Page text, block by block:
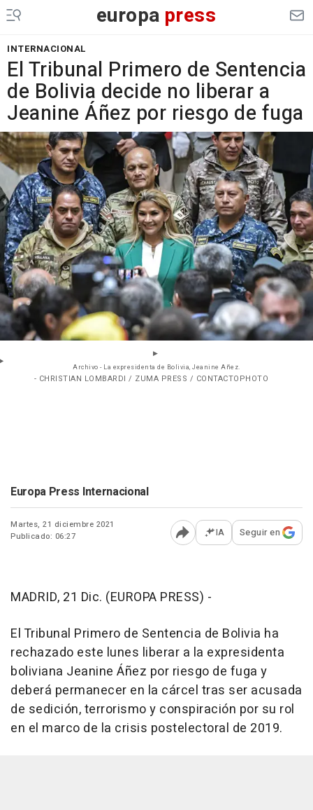
europa press
INTERNACIONAL
El Tribunal Primero de Sentencia
de Bolivia decide no liberar a
Jeanine Áñez por riesgo de fuga
Archivo - La expresidenta de Bolivia, Jeanine Añez.
- CHRISTIAN LOMBARDI / ZUMA PRESS / CONTACTOPHOTO
Europa Press Internacional
Martes, 21 diciembre 2021
Publicado: 06:27
Abrir opciones para
IA Seguir en
MADRID, 21 Dic. (EUROPA PRESS) -
El Tribunal Primero de Sentencia de Bolivia ha
rechazado este lunes liberar a la expresidenta
boliviana Jeanine Áñez por riesgo de fuga y
deberá permanecer en la cárcel tras ser acusada
de sedición, terrorismo y conspiración por su rol
en el marco de la crisis postelectoral de 2019.